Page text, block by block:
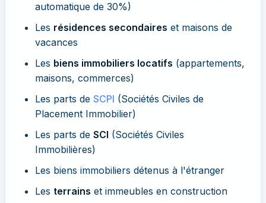
automatique de 30%)
Les résidences secondaires et maisons de
vacances
Les biens immobiliers locatifs (appartements,
maisons, commerces)
Les parts de SCPI (Sociétés Civiles de
Placement Immobilier)
Les parts de SCI (Sociétés Civiles
Immobilières)
Les biens immobiliers détenus à l'étranger
Les terrains et immeubles en construction